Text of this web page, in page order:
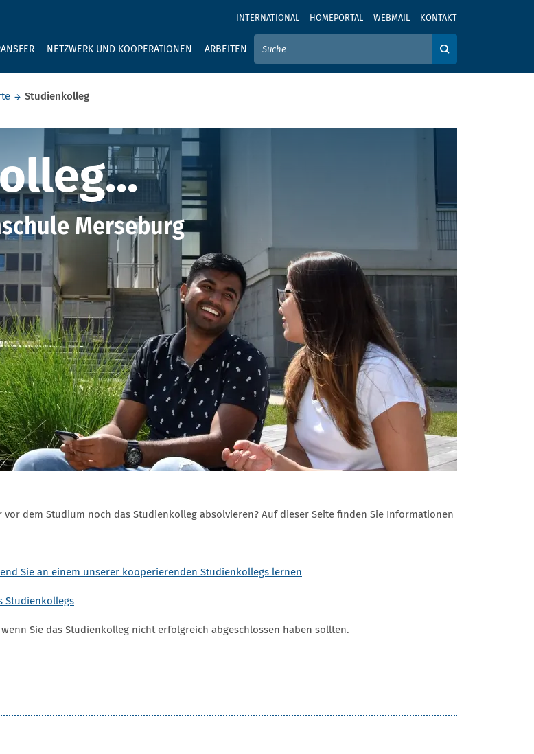
INTERNATIONAL HOMEPORTAL WEBMAIL KONTAKT
NETZWERK UND KOOPERATIONEN ARBEITEN
GEBEN SIE HIER IHREN SUCHBEGRIFF EIN
Studienkolleg
Merseburg
dem Studium noch das Studienkolleg absolvieren? Auf dieser Seite finden Sie Informationen
Sie an einem unserer kooperierenden Studienkollegs lernen
Studienkollegs
wenn Sie das Studienkolleg nicht erfolgreich abgeschlossen haben sollten.